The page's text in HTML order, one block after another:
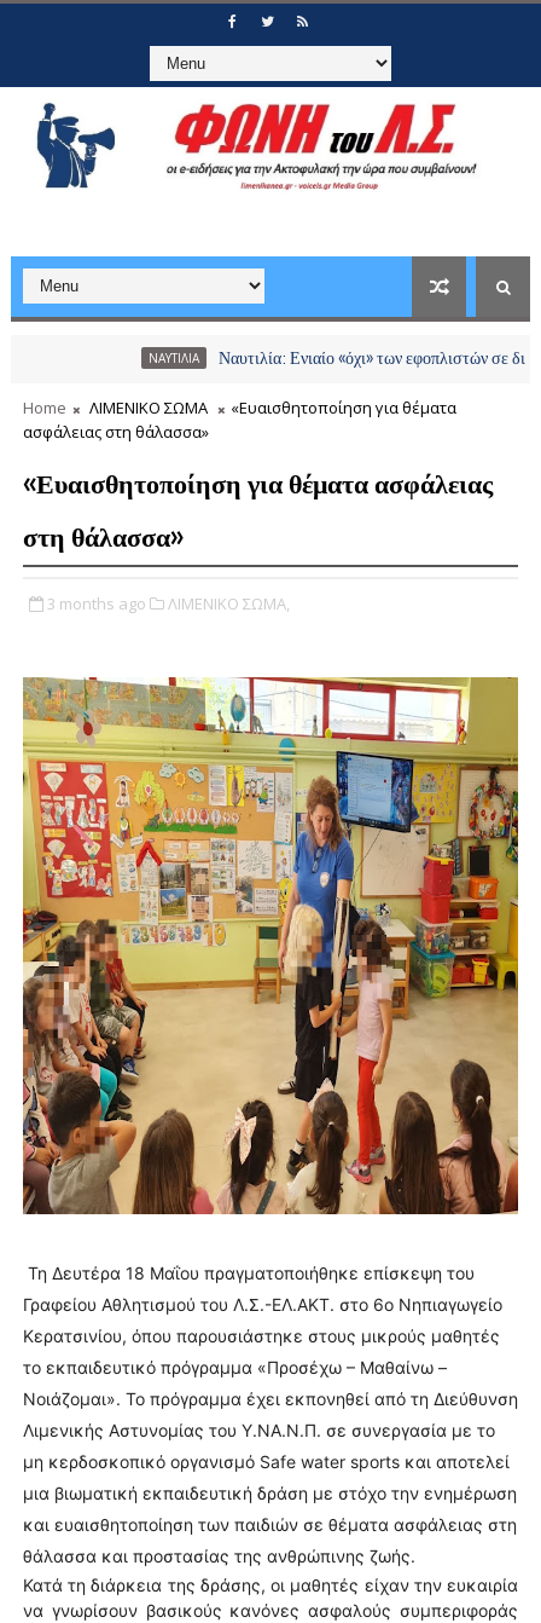
Ναυτιλία: Ενιαίο «όχι» των εφοπλιστών σε διόδια και
Home ΛΙΜΕΝΙΚΟ ΣΩΜΑ
«Ευαισθητοποίηση για θέματα
ασφάλειας στη θάλασσα»
«Ευαισθητοποίηση για θέματα ασφάλειας
στη θάλασσα»
3 months ago ΛΙΜΕΝΙΚΟ ΣΩΜΑ,
Τη Δευτέρα 18 Μαΐου πραγματοποιήθηκε επίσκεψη του
Γραφείου Αθλητισμού του Λ.Σ.-ΕΛ.ΑΚΤ. στο 6ο Νηπιαγωγείο
Κερατσινίου, όπου παρουσιάστηκε στους μικρούς μαθητές
το εκπαιδευτικό πρόγραμμα «Προσέχω – Μαθαίνω –
Νοιάζομαι». Το πρόγραμμα έχει εκπονηθεί από τη Διεύθυνση
Λιμενικής Αστυνομίας του Υ.ΝΑ.Ν.Π. σε συνεργασία με το
μη κερδοσκοπικό οργανισμό Safe water sports και αποτελεί
μια βιωματική εκπαιδευτική δράση με στόχο την ενημέρωση
και ευαισθητοποίηση των παιδιών σε θέματα ασφάλειας στη
θάλασσα και προστασίας της ανθρώπινης ζωής.
Κατά τη διάρκεια της δράσης, οι μαθητές είχαν την ευκαιρία
να γνωρίσουν βασικούς κανόνες ασφαλούς συμπεριφοράς